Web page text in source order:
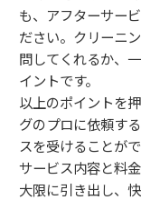
も、アフターサー
ださい。クリーニ
問してくれるか、
イントです。
以上のポイントを
グのプロに依頼す
スを受けることが
サービス内容と料
大限に引き出し、